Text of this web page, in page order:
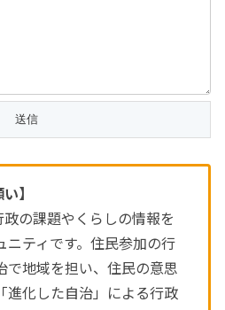
】
の課題やくらしの情報を
ティです。住民参加の行
で地域を担い、住民の意思
進化した自治」による行政